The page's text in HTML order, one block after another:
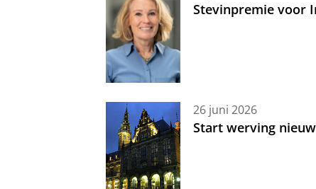
Stevinpremie voor
26 juni 2026
Start werving